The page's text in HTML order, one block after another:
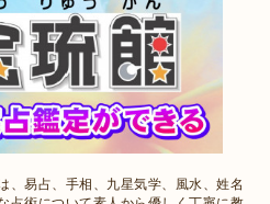
、易占、手相、九星気学、風水、姓名